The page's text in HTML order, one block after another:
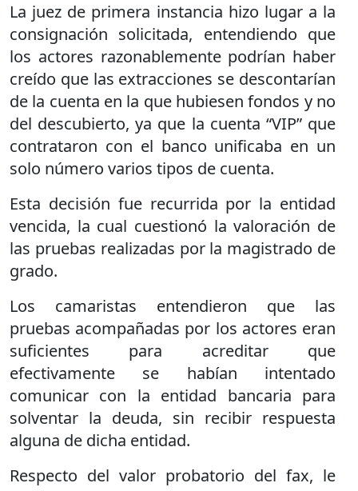
La juez de primera instancia hizo lugar a la
consignación solicitada, entendiendo que
los actores razonablemente podrían haber
creído que las extracciones se descontarían
de la cuenta en la que hubiesen fondos y no
del descubierto, ya que la cuenta “VIP” que
contrataron con el banco unificaba en un
solo número varios tipos de cuenta.
Esta decisión fue recurrida por la entidad
vencida, la cual cuestionó la valoración de
las pruebas realizadas por la magistrado de
grado.
Los camaristas entendieron que las
pruebas acompañadas por los actores eran
suficientes para acreditar que
efectivamente se habían intentado
comunicar con la entidad bancaria para
solventar la deuda, sin recibir respuesta
alguna de dicha entidad.
Respecto del valor probatorio del fax, le